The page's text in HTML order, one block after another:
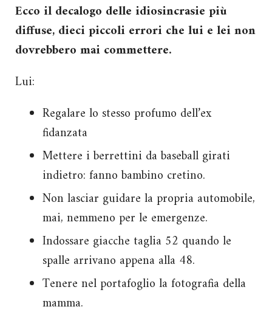
Ecco il decalogo delle idiosincrasie più
diffuse, dieci piccoli errori che lui e lei non
dovrebbero mai commettere.
Lui:
Regalare lo stesso profumo dell’ex
fidanzata
Mettere i berrettini da baseball girati
indietro: fanno bambino cretino.
Non lasciar guidare la propria automobile,
mai, nemmeno per le emergenze.
Indossare giacche taglia 52 quando le
spalle arrivano appena alla 48.
Tenere nel portafoglio la fotografia della
mamma.